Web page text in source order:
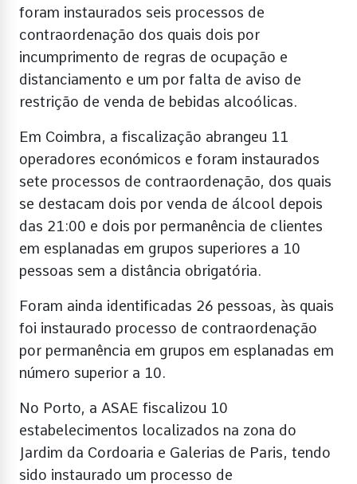
foram instaurados seis processos de
contraordenação dos quais dois por
incumprimento de regras de ocupação e
distanciamento e um por falta de aviso de
restrição de venda de bebidas alcoólicas.
Em Coimbra, a fiscalização abrangeu 11
operadores económicos e foram instaurados
sete processos de contraordenação, dos quais
se destacam dois por venda de álcool depois
das 21:00 e dois por permanência de clientes
em esplanadas em grupos superiores a 10
pessoas sem a distância obrigatória.
Foram ainda identificadas 26 pessoas, às quais
foi instaurado processo de contraordenação
por permanência em grupos em esplanadas em
número superior a 10.
No Porto, a ASAE fiscalizou 10
estabelecimentos localizados na zona do
Jardim da Cordoaria e Galerias de Paris, tendo
sido instaurado um processo de